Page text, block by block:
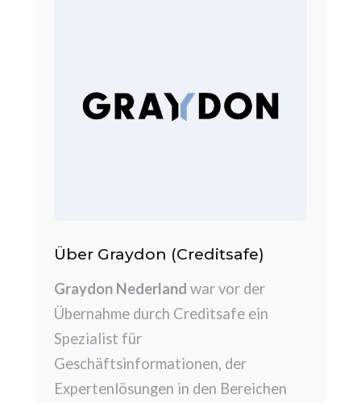
Über Graydon (Creditsafe)
Graydon Nederland war vor der
Übernahme durch Creditsafe ein
Spezialist für
Geschäftsinformationen, der
Expertenlösungen in den Bereichen